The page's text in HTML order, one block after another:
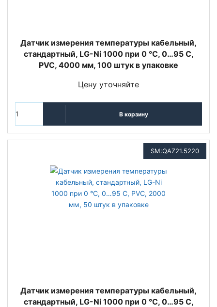
Датчик измерения температуры кабельный,
стандартный, LG-Ni 1000 при 0 °C, 0…95 С,
PVC, 4000 мм, 100 штук в упаковке
Цену уточняйте
В корзину
SM:QAZ21.5220
Датчик измерения температуры кабельный,
стандартный, LG-Ni 1000 при 0 °C, 0…95 С,